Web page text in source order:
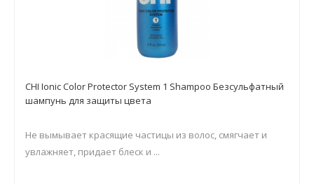
CHI Ionic Color Protector System 1 Shampoo Безсульфатный
шампунь для защиты цвета
Не вымывает красящие частицы из волос, смягчает и
увлажняет, придает блеск и ...